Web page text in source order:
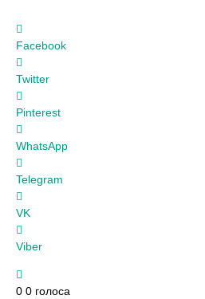
Facebook
Twitter
Pinterest
WhatsApp
Telegram
VK
Viber
0 0 голоса